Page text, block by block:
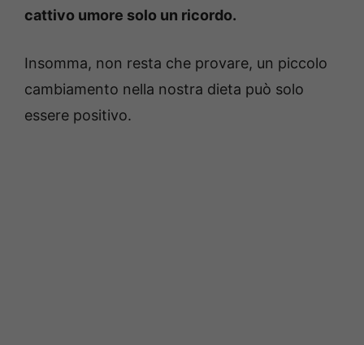
cattivo umore solo un ricordo.
Insomma, non resta che provare, un piccolo
cambiamento nella nostra dieta può solo
essere positivo.